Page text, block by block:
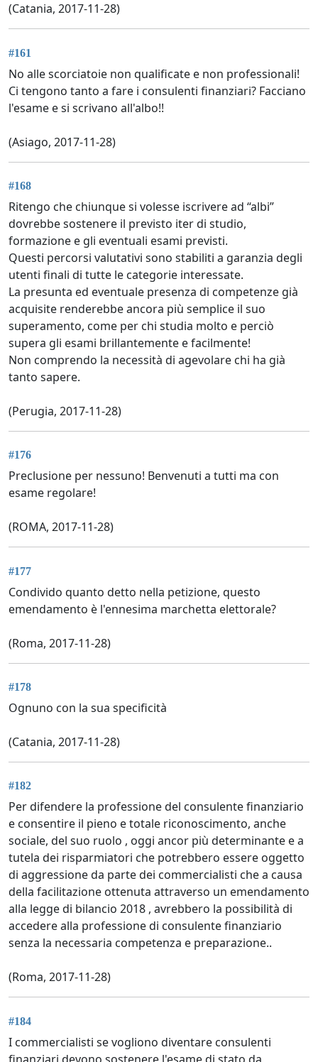
(Catania, 2017-11-28)
#161
No alle scorciatoie non qualificate e non professionali!
Ci tengono tanto a fare i consulenti finanziari? Facciano
l'esame e si scrivano all'albo!!
(Asiago, 2017-11-28)
#168
Ritengo che chiunque si volesse iscrivere ad “albi”
dovrebbe sostenere il previsto iter di studio,
formazione e gli eventuali esami previsti.
Questi percorsi valutativi sono stabiliti a garanzia degli
utenti finali di tutte le categorie interessate.
La presunta ed eventuale presenza di competenze già
acquisite renderebbe ancora più semplice il suo
superamento, come per chi studia molto e perciò
supera gli esami brillantemente e facilmente!
Non comprendo la necessità di agevolare chi ha già
tanto sapere.
(Perugia, 2017-11-28)
#176
Preclusione per nessuno! Benvenuti a tutti ma con
esame regolare!
(ROMA, 2017-11-28)
#177
Condivido quanto detto nella petizione, questo
emendamento è l'ennesima marchetta elettorale?
(Roma, 2017-11-28)
#178
Ognuno con la sua specificità
(Catania, 2017-11-28)
#182
Per difendere la professione del consulente finanziario
e consentire il pieno e totale riconoscimento, anche
sociale, del suo ruolo , oggi ancor più determinante e a
tutela dei risparmiatori che potrebbero essere oggetto
di aggressione da parte dei commercialisti che a causa
della facilitazione ottenuta attraverso un emendamento
alla legge di bilancio 2018 , avrebbero la possibilità di
accedere alla professione di consulente finanziario
senza la necessaria competenza e preparazione..
(Roma, 2017-11-28)
#184
I commercialisti se vogliono diventare consulenti
finanziari devono sostenere l'esame di stato da